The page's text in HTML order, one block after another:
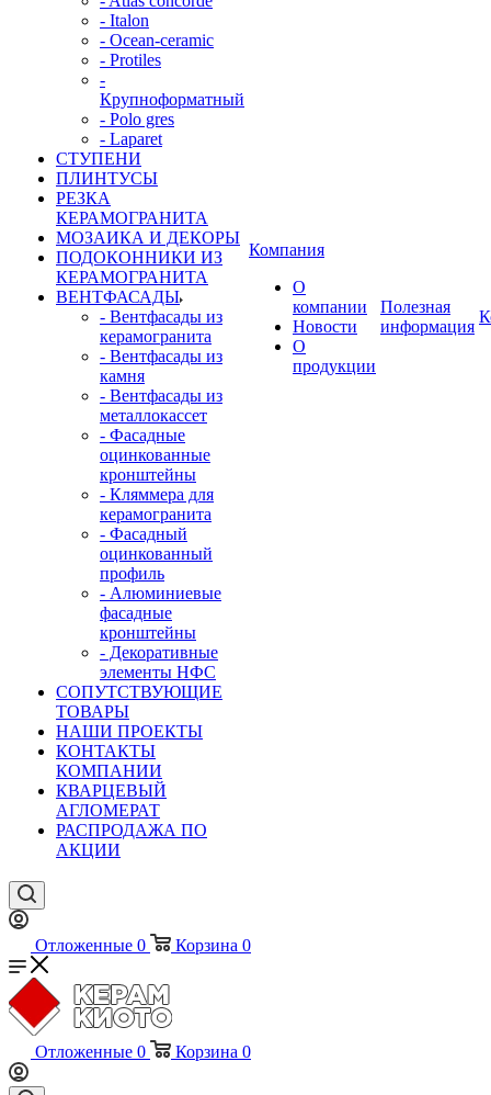
- Italon
- Ocean-ceramic
- Protiles
-
Крупноформатный
- Polo gres
- Laparet
СТУПЕНИ
ПЛИНТУСЫ
РЕЗКА
КЕРАМОГРАНИТА
МОЗАИКА И ДЕКОРЫ
ПОДОКОННИКИ ИЗ
КЕРАМОГРАНИТА
ВЕНТФАСАДЫ
- Вентфасады из
керамогранита
- Вентфасады из
камня
- Вентфасады из
металлокассет
- Фасадные
оцинкованные
кронштейны
- Кляммера для
керамогранита
- Фасадный
оцинкованный
профиль
- Алюминиевые
фасадные
кронштейны
- Декоративные
элементы НФС
СОПУТСТВУЮЩИЕ
ТОВАРЫ
НАШИ ПРОЕКТЫ
КОНТАКТЫ
КОМПАНИИ
КВАРЦЕВЫЙ
АГЛОМЕРАТ
РАСПРОДАЖА ПО
АКЦИИ
Компания
О
компании
Новости
О
продукции
Полезная
информация
Отложенные 0 Корзина 0
Отложенные 0 Корзина 0